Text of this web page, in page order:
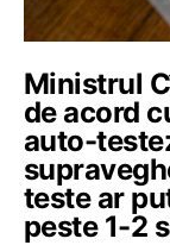
Ministrul
de acord
auto-
teste ar
peste 1-2